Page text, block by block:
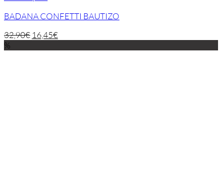
BADANA CONFETTI BAUTIZO
32,90€ 16,45€
%